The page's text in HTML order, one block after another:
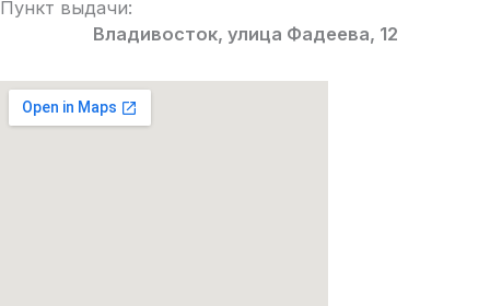
Пункт выдачи:
Владивосток, улица Фадеева, 12